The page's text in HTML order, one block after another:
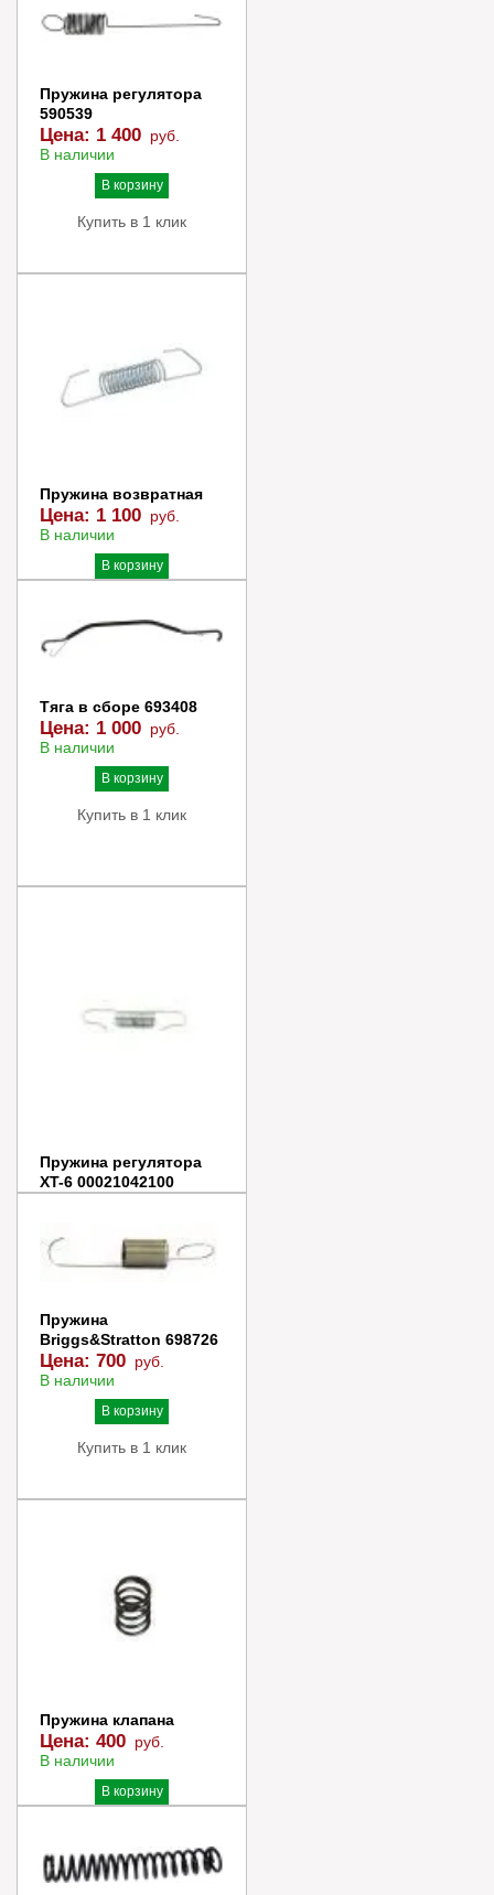
Пружина регулятора
590539
Цена: 1 400 руб.
В наличии
В корзину
Купить в 1 клик
Пружина возвратная
Цена: 1 100 руб.
В наличии
В корзину
Тяга в сборе 693408
Цена: 1 000 руб.
В наличии
В корзину
Купить в 1 клик
Пружина регулятора
XT-6 00021042100
В корзину
Пружина
Briggs&Stratton 698726
Цена: 700 руб.
В наличии
В корзину
Купить в 1 клик
Пружина клапана
Цена: 400 руб.
В наличии
В корзину